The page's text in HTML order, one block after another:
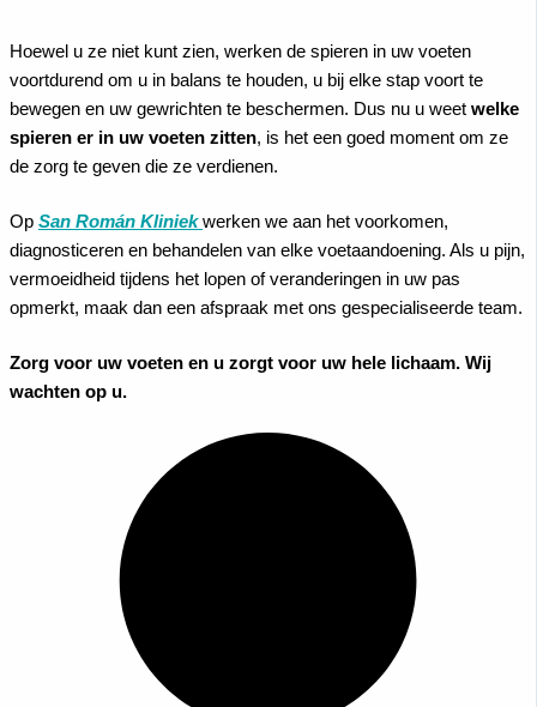
Hoewel u ze niet kunt zien, werken de spieren in uw voeten
voortdurend om u in balans te houden, u bij elke stap voort te
bewegen en uw gewrichten te beschermen. Dus nu u weet welke
spieren er in uw voeten zitten, is het een goed moment om ze
de zorg te geven die ze verdienen.
Op San Román Kliniek werken we aan het voorkomen,
diagnosticeren en behandelen van elke voetaandoening. Als u pijn,
vermoeidheid tijdens het lopen of veranderingen in uw pas
opmerkt, maak dan een afspraak met ons gespecialiseerde team.
Zorg voor uw voeten en u zorgt voor uw hele lichaam. Wij
wachten op u.